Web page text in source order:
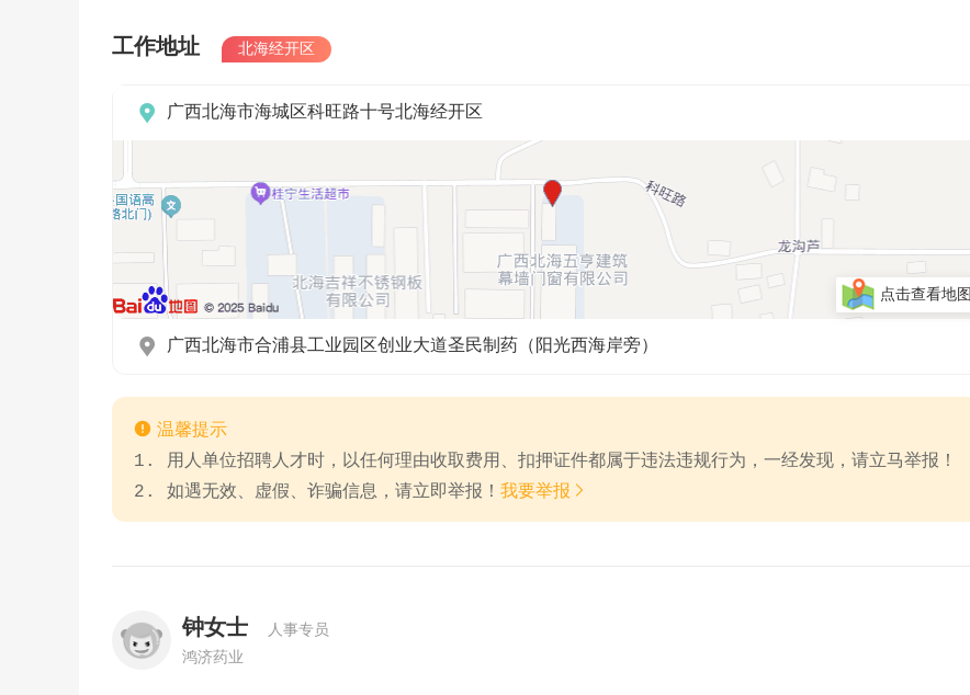
工作地址 北海经开区
 广西北海市海城区科旺路十号北海经开区
点击查看地图
 广西北海市合浦县工业园区创业大道圣民制药（阳光西海岸旁）
 温馨提示
1. 用人单位招聘人才时，以任何理由收取费用、扣押证件都属于违法违规行为，一经发现，请立马举报！
2. 如遇无效、虚假、诈骗信息，请立即举报！ 我要举报 
钟女士
人事专员
鸿济药业